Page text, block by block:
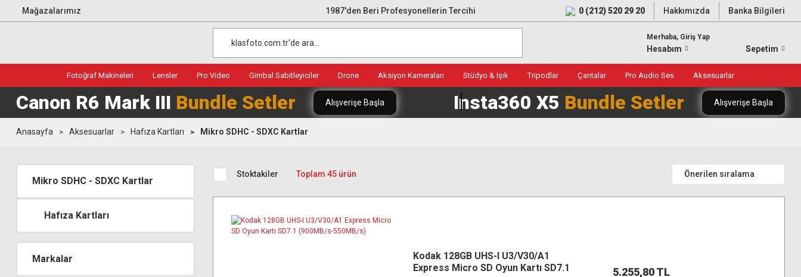
Mağazalarımız 1987'den Beri Profesyonellerin Tercihi 0 (212) 520 29 20 Hakkımızda Banka Bilgileri
Merhaba, Giriş Yap
Hesabım Sepetim
Fotoğraf Makineleri Lensler Pro Video Gimbal Sabitleyiciler Drone Aksiyon Kameraları Stüdyo & Işık Tripodlar Çantalar Pro Audio Ses Aksesuarlar
Canon R6 Mark III Bundle Setler Alışverişe Başla Insta360 X5 Bundle Setler Alışverişe Başla
Anasayfa Aksesuarlar Hafıza Kartları Mikro SDHC - SDXC Kartlar
Mikro SDHC - SDXC Kartlar
Hafıza Kartları
Markalar
Stoktakiler Toplam 45 ürün
Kodak 128GB UHS-I U3/V30/A1
Express Micro SD Oyun Kartı SD7.1
5.255,80 TL